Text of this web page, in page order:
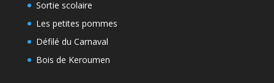
Sortie scolaire
Les petites pommes
Défilé du Carnaval
Bois de Keroumen